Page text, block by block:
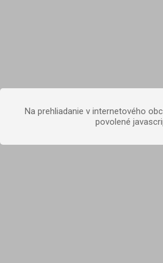
Na prehliadanie v internetového
povolené